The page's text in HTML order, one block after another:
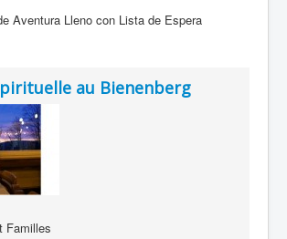
Aventura Lleno con Lista de Espera
au Bienenberg
Familles